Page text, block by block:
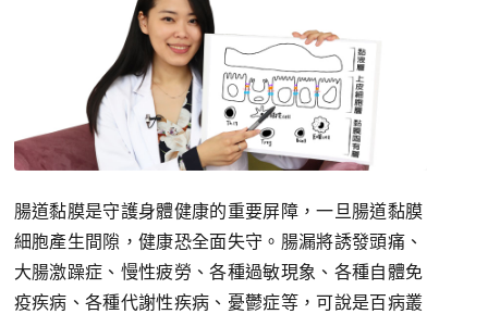
腸道黏膜是守護身體健康的重要屏障，一旦腸道黏膜
細胞產生間隙，健康恐全面失守。腸漏將誘發頭痛、
大腸激躁症、慢性疲勞、各種過敏現象、各種自體免
疫疾病、各種代謝性疾病、憂鬱症等，可說是百病叢